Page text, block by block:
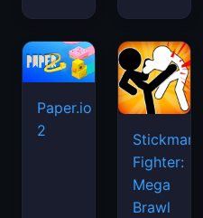
Paper.io
2
Stickman
Fighter:
Mega
Brawl